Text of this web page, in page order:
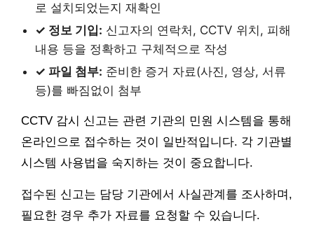
로 설치되었는지 재확인
✓ 정보 기입: 신고자의 연락처, CCTV 위치, 피해
내용 등을 정확하고 구체적으로 작성
✓ 파일 첨부: 준비한 증거 자료(사진, 영상, 서류
등)를 빠짐없이 첨부
CCTV 감시 신고는 관련 기관의 민원 시스템을 통해
온라인으로 접수하는 것이 일반적입니다. 각 기관별
시스템 사용법을 숙지하는 것이 중요합니다.
접수된 신고는 담당 기관에서 사실관계를 조사하며,
필요한 경우 추가 자료를 요청할 수 있습니다.